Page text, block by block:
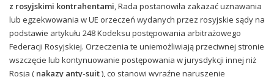
z rosyjskimi kontrahentami, Rada postanowiła zakazać uznawania
lub egzekwowania w UE orzeczeń wydanych przez rosyjskie sądy na
podstawie artykułu 248 Kodeksu postępowania arbitrażowego
Federacji Rosyjskiej. Orzeczenia te uniemożliwiają przeciwnej stronie
wszczęcie lub kontynuowanie postępowania w jurysdykcji innej niż
Rosja ( nakazy anty-suit), co stanowi wyraźne naruszenie